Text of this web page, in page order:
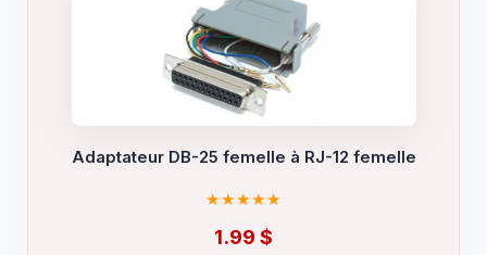
Adaptateur DB-25 femelle à RJ-12 femelle
1.99 $